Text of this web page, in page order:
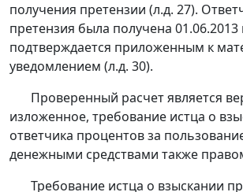
получения претензии (л.д. 27).
претензия была получена 01.06.2013
подтверждается приложенным к
уведомлением (л.д. 30).
Проверенный расчет является
изложенное, требование истца о
ответчика процентов за
денежными средствами также
Требование истца о взыскании